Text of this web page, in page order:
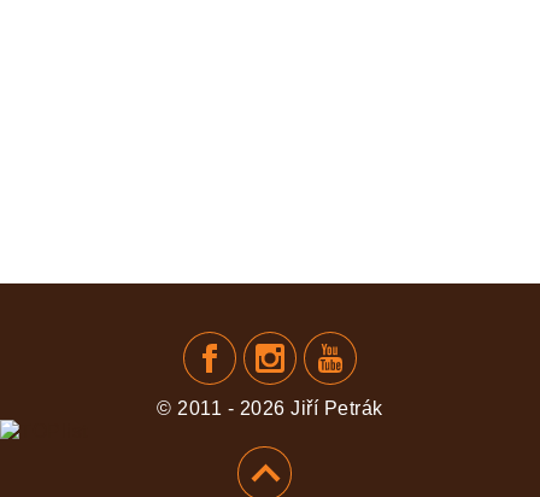
© 2011 - 2026 Jiří Petrák